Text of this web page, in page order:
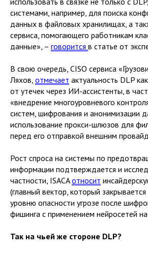
системами, например, для поиска
данных в файловых хранилищах, а
сервиса, помогающего работникам
данные», – говорится в статье от
В свою очередь, CISO сервиса
Ляхов, отмечает актуальность DLP
от утечек через ИИ-ассистенты, в
«внедрение многоуровневого
систем, шифрования и анонимизации
использование прокси-шлюзов для
перед его отправкой внешним
Рост спроса на системы по
информации подтверждается и
частности, ISACAотносит
(главный вектор, который
уровню опасности угрозе после
фишинга с применением нейросетей
Так на чьей же стороне DLP?